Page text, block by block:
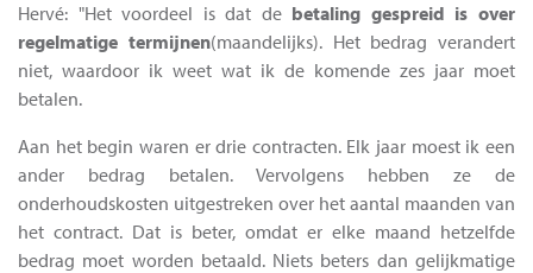
Hervé: "Het voordeel is dat de betaling gespreid is over
regelmatige termijnen(maandelijks). Het bedrag verandert
niet, waardoor ik weet wat ik de komende zes jaar moet
betalen.
Aan het begin waren er drie contracten. Elk jaar moest ik een
ander bedrag betalen. Vervolgens hebben ze de
onderhoudskosten uitgestreken over het aantal maanden van
het contract. Dat is beter, omdat er elke maand hetzelfde
bedrag moet worden betaald. Niets beters dan gelijkmatige